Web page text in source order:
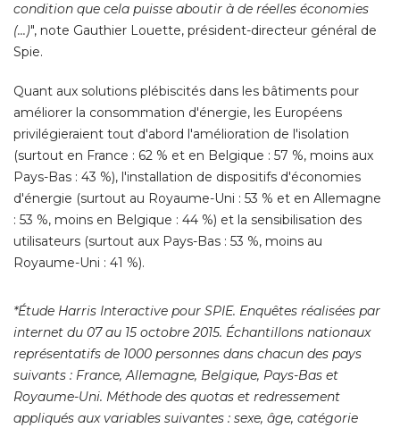
condition que cela puisse aboutir à de réelles économies
(...)", note Gauthier Louette, président-directeur général de
Spie.
Quant aux solutions plébiscités dans les bâtiments pour
améliorer la consommation d'énergie, les Européens
privilégieraient tout d'abord l'amélioration de l'isolation
(surtout en France : 62 % et en Belgique : 57 %, moins aux
Pays-Bas : 43 %), l'installation de dispositifs d'économies
d'énergie (surtout au Royaume-Uni : 53 % et en Allemagne
: 53 %, moins en Belgique : 44 %) et la sensibilisation des
utilisateurs (surtout aux Pays-Bas : 53 %, moins au
Royaume-Uni : 41 %).
*Étude Harris Interactive pour SPIE. Enquêtes réalisées par
internet du 07 au 15 octobre 2015. Échantillons nationaux
représentatifs de 1000 personnes dans chacun des pays
suivants : France, Allemagne, Belgique, Pays-Bas et
Royaume-Uni. Méthode des quotas et redressement
appliqués aux variables suivantes : sexe, âge, catégorie